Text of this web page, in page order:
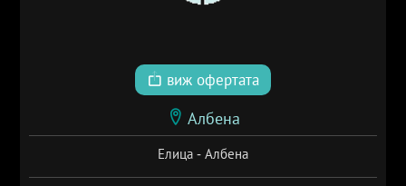
виж офертата
Албена
Елица - Албена